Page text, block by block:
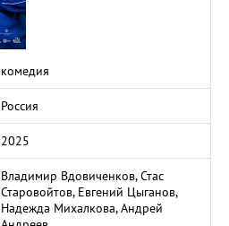
комедия
Россия
2025
Владимир Вдовиченков, Стас
Старовойтов, Евгений Цыганов,
Надежда Михалкова, Андрей